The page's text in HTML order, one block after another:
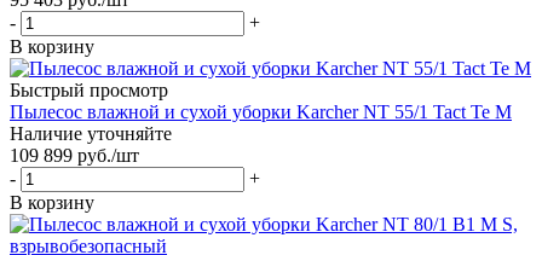
-
+
В корзину
Быстрый просмотр
Пылесос влажной и сухой уборки Karcher NT 55/1 Tact Te М
Наличие уточняйте
109 899 руб./шт
-
+
В корзину